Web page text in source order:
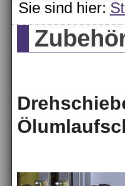
Sie sind hier: